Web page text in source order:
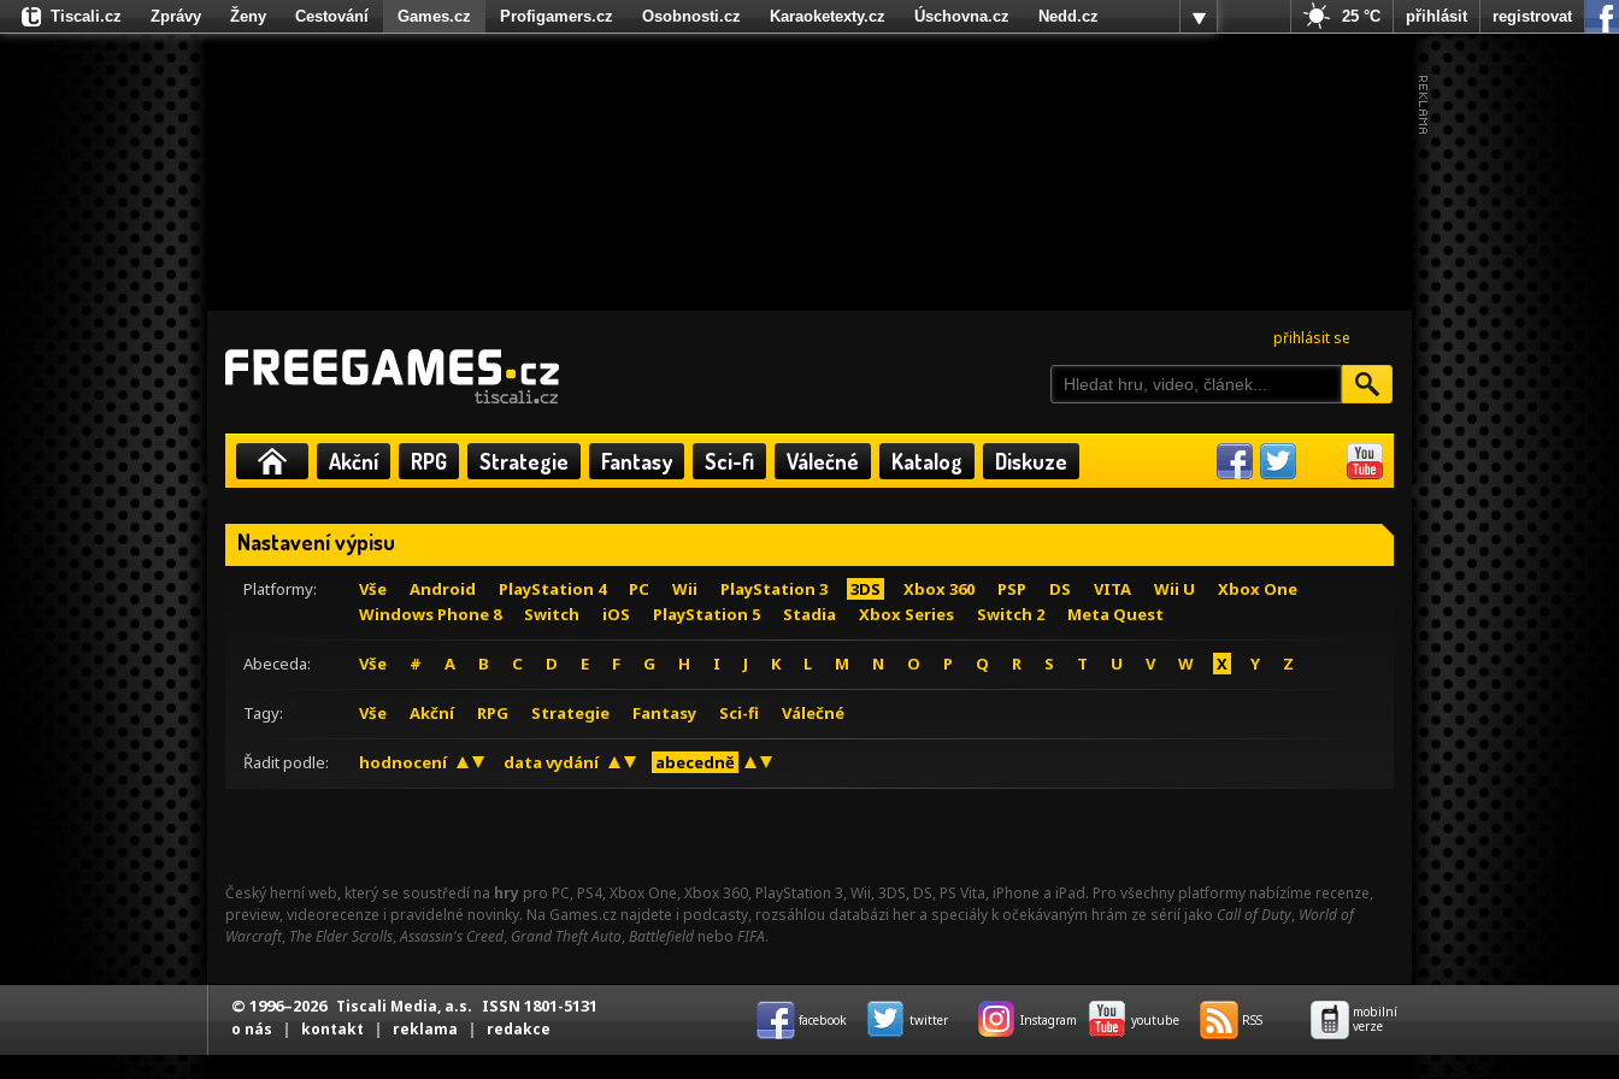
přihlásit se
Akční RPG Strategie Fantasy Sci-fi Válečné Katalog Diskuze
Nastavení výpisu
Platformy: Vše Android PlayStation 4 PC Wii PlayStation 3 3DS Xbox 360 PSP DS VITA Wii U
Xbox One
Windows Phone 8
Switch iOS PlayStation 5 Stadia Xbox Series Switch 2 Meta Quest
Abeceda: Vše # A B C D E F G H I J K L M N O P Q R S T U V W X Y Z
Tagy: Vše Akční RPG Strategie Fantasy Sci-fi Válečné
Řadit podle: hodnocení data vydání abecedně
Český herní web, který se soustředí na hry pro PC, PS4, Xbox One, Xbox 360, PlayStation 3, Wii, 3DS, DS, PS Vita, iPhone a iPad. Pro všechny platformy nabízíme recenze,
preview, videorecenze i pravidelné novinky. Na Games.cz najdete i podcasty, rozsáhlou databázi her a speciály k očekávaným hrám ze sérií jako Call of Duty, World of
Warcraft, The Elder Scrolls,Assassin's Creed, Grand Theft Auto, Battlefield nebo FIFA.
Tiscali.cz Zprávy Ženy Cestování Games.cz Profigamers.cz Osobnosti.cz Karaoketexty.cz Úschovna.cz
Nedd.cz
Fights.cz
25 °C přihlásit registrovat
© 1996–2026 Tiscali Media, a.s. ISSN 1801-5131
o nás | kontakt | reklama | redakce facebook twitter Instagram youtube RSS
mobilní
verze